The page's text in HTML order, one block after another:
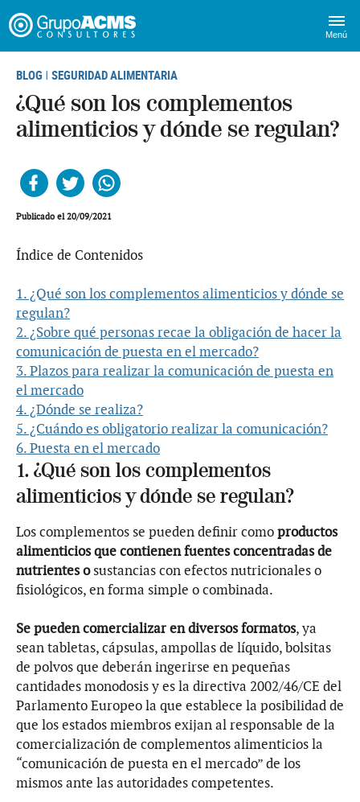
Menú
BLOG | SEGURIDAD ALIMENTARIA
¿Qué son los complementos
alimenticios y dónde se regulan?
Publicado el 20/09/2021
Índice de Contenidos
1. ¿Qué son los complementos alimenticios y dónde se
regulan?
2. ¿Sobre qué personas recae la obligación de hacer la
comunicación de puesta en el mercado?
3. Plazos para realizar la comunicación de puesta en
el mercado
4. ¿Dónde se realiza?
5. ¿Cuándo es obligatorio realizar la comunicación?
6. Puesta en el mercado
1. ¿Qué son los complementos
alimenticios y dónde se regulan?
Los complementos se pueden definir comoproductos
alimenticios que contienen fuentes concentradas de
nutrientes osustancias con efectos nutricionales o
fisiológicos, en forma simple o combinada.
Se pueden comercializar en diversos formatos, ya
sean tabletas, cápsulas, ampollas de líquido, bolsitas
de polvos que deberán ingerirse en pequeñas
cantidades monodosis y es la directiva 2002/46/CE del
Parlamento Europeo la que establece la posibilidad de
que los estados miembros exijan al responsable de la
comercialización de complementos alimenticios la
“comunicación de puesta en el mercado” de los
mismos ante las autoridades competentes.